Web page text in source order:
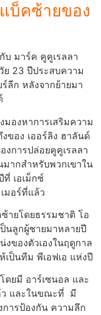
บ็คซ้ายของ
บ มาร์ค คูคูเรลลา
ย 23 ปีประสบความ
ลีก หลังจากย้ายมา
องหาการเสริมความ
ของ เออร์ลิง ฮาลันด์
งการปล่อยคูคูเรลลา
มากสำหรับพวกเขาใน
เอเม็กซ์
มอร์ที่แล้ว
ายโดยธรรมชาติ โอ
ป็นลูกผู้ชายมาหลายปี
งของตัวเองในฤดูกาล
เป็นทีม พีเอฟเอ แห่งปี
ยมี อาร์เซนอล และ
ว และในขณะที่ มี
การป้องกัน ความลึก